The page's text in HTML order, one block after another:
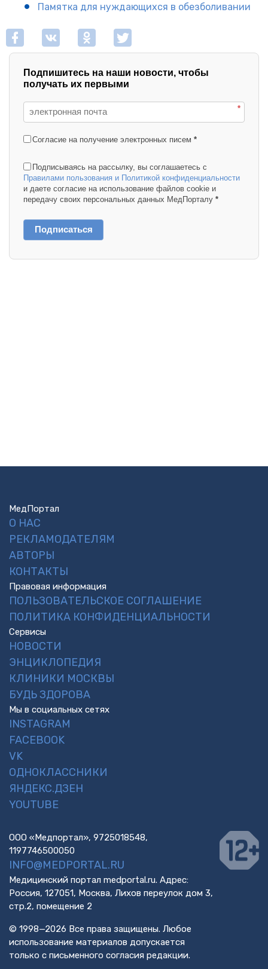
Памятка для нуждающихся в обезболивании
Подпишитесь на наши новости, чтобы
получать их первыми
*
Согласие на получение электронных писем *
Подписываясь на рассылку, вы соглашаетесь с
Правилами пользования и Политикой конфиденциальности
и даете согласие на использование файлов cookie и
передачу своих персональных данных МедПорталу *
Подписаться
МедПортал
О НАС
РЕКЛАМОДАТЕЛЯМ
АВТОРЫ
КОНТАКТЫ
Правовая информация
ПОЛЬЗОВАТЕЛЬСКОЕ СОГЛАШЕНИЕ
ПОЛИТИКА КОНФИДЕНЦИАЛЬНОСТИ
Сервисы
НОВОСТИ
ЭНЦИКЛОПЕДИЯ
КЛИНИКИ МОСКВЫ
БУДЬ ЗДОРОВА
Мы в социальных сетях
INSTAGRAM
FACEBOOK
VK
ОДНОКЛАССНИКИ
ЯНДЕКС.ДЗЕН
YOUTUBE
ООО «Медпортал», 9725018548,
1197746500050
INFO@MEDPORTAL.RU
Медицинский портал medportal.ru. Адрес:
Россия, 127051, Москва, Лихов переулок дом 3,
стр.2, помещение 2
© 1998—2026 Все права защищены. Любое
использование материалов допускается
только с письменного согласия редакции.